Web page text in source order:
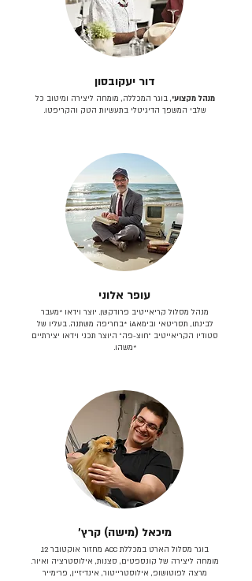
דור יעקובסון
מנהל מקצועי, בוגר המכללה, מומחה ליצירה ומיטוב כל
שלבי המשפך הדיגיטלי בתעשיות הטק והקריפטו.
עופר אלוני
מנהל מסלול קריאייטיב פרודקשן. יוצר וידאו *מעבר
לבינתו, תסריטאי וב​ימאiA‎ *בחריפה משתנה. בעליו של
סטודיו הקריאייטיב ״חוצ-פה״ היוצר תכני וידאו יצירתיים
*משהו.
מיכאל (מישה) קרץ׳
בוגר מסלול הארט במכללת ACC מחזור אוקטובר 12.
מומחה ליצירה של קונספטים, סצנות, אילוסטרציה ואיור.
מרצה לפוטושופ, אילוסטרייטור, אינדיזיין, פרימייר